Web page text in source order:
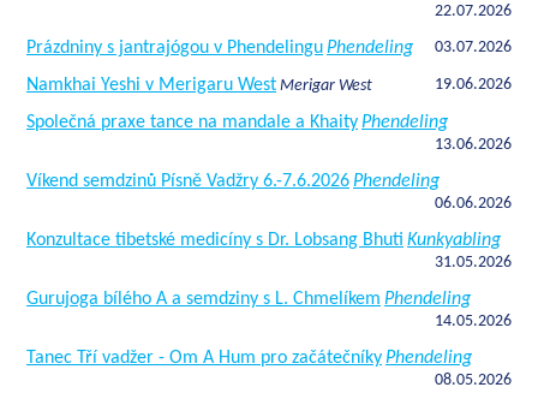
22.07.2026
Prázdniny s jantrajógou v PhendelinguPhendeling 03.07.2026
Namkhai Yeshi v Merigaru West Merigar West 19.06.2026
Společná praxe tance na mandale a KhaityPhendeling
13.06.2026
Víkend semdzinů Písně Vadžry 6.-7.6.2026Phendeling
06.06.2026
Konzultace tibetské medicíny s Dr. Lobsang Bhuti Kunkyabling
31.05.2026
Gurujoga bílého A a semdziny s L. Chmelíkem Phendeling
14.05.2026
Tanec Tří vadžer - Om A Hum pro začátečníkyPhendeling
08.05.2026